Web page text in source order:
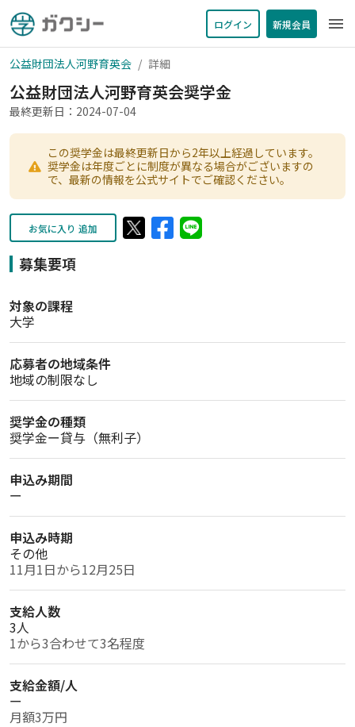
ログイン 新規会員 menu
公益財団法人河野育英会 詳細
公益財団法人河野育英会奨学金
最終更新日：2024-07-04
この奨学金は最終更新日から2年以上経過しています。
奨学金は年度ごとに制度が異なる場合がございますの
で、最新の情報を公式サイトでご確認ください。
お気に入り 追加
募集要項
対象の課程
大学
応募者の地域条件
地域の制限なし
奨学金の種類
奨学金ー貸与（無利子）
申込み期間
ー
申込み時期
その他
11月1日から12月25日
支給人数
3人
1から3合わせて3名程度
支給金額/人
ー
月額3万円